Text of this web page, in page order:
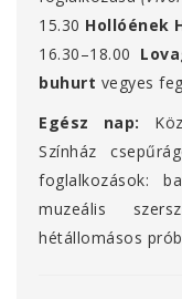
15.30 Hollóének
16.30–18.00
buhurt vegyes
Egész nap:
Színház
foglalkozások:
muzeális
hétállomásos